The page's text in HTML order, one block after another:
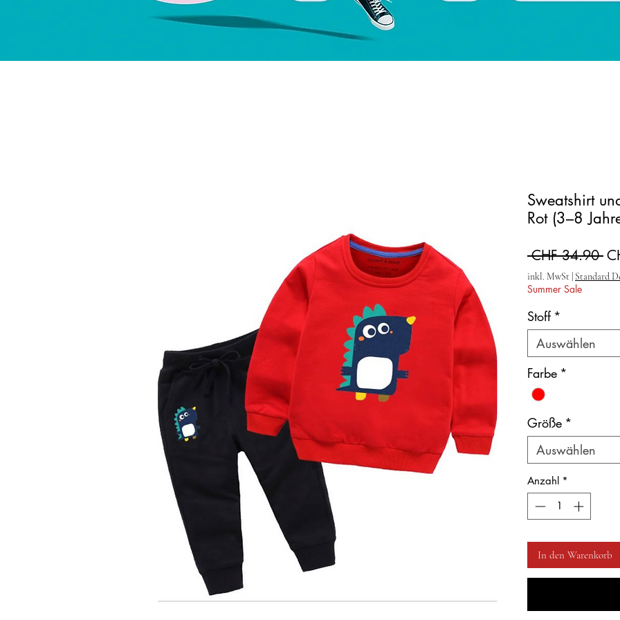
Sweatshirt
Rot (3–8
CHF 34.90
inkl. MwSt Standard
Summer Sale
Stoff *
Auswählen
Farbe *
Größe *
Auswählen
Anzahl *
In den Warenkorb